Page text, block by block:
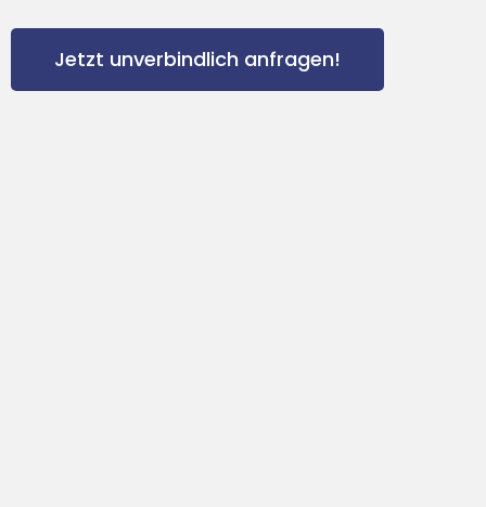
Jetzt unverbindlich anfragen!